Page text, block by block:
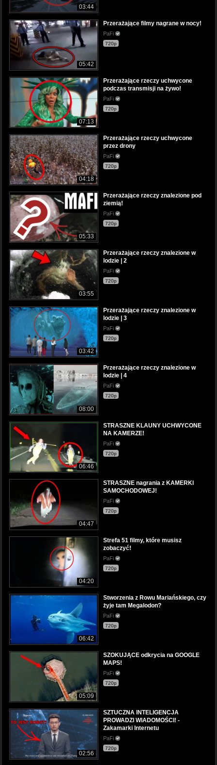
03:44
05:42
Przerażające filmy nagrane w nocy!
PaFi
720p
07:13
Przerażające rzeczy uchwycone
podczas transmisji na żywo!
PaFi
720p
04:18
Przerażające rzeczy uchwycone
przez drony
PaFi
720p
05:33
Przerażające rzeczy znalezione pod
ziemią!
PaFi
720p
03:55
Przerażające rzeczy znalezione w
lodzie | 2
PaFi
720p
03:42
Przerażające rzeczy znalezione w
lodzie | 3
PaFi
720p
08:00
Przerażające rzeczy znalezione w
lodzie | 4
PaFi
720p
06:46
STRASZNE KLAUNY UCHWYCONE
NA KAMERZE!
PaFi
720p
04:47
STRASZNE nagrania z KAMERKI
SAMOCHODOWEJ!
PaFi
720p
04:20
Strefa 51 filmy, które musisz
zobaczyć!
PaFi
720p
06:42
Stworzenia z Rowu Mariańskiego, czy
żyje tam Megalodon?
PaFi
720p
05:09
SZOKUJĄCE odkrycia na GOOGLE
MAPS!
PaFi
720p
02:56
SZTUCZNA INTELIGENCJA
PROWADZI WIADOMOŚCI! -
Zakamarki Internetu
PaFi
720p